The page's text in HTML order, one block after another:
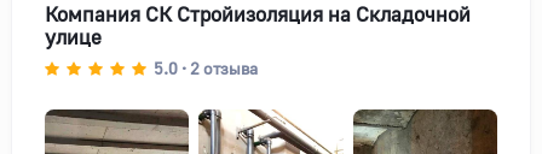
Компания СК Стройизоляция на Складочной
улице
5.0 • 2отзыва